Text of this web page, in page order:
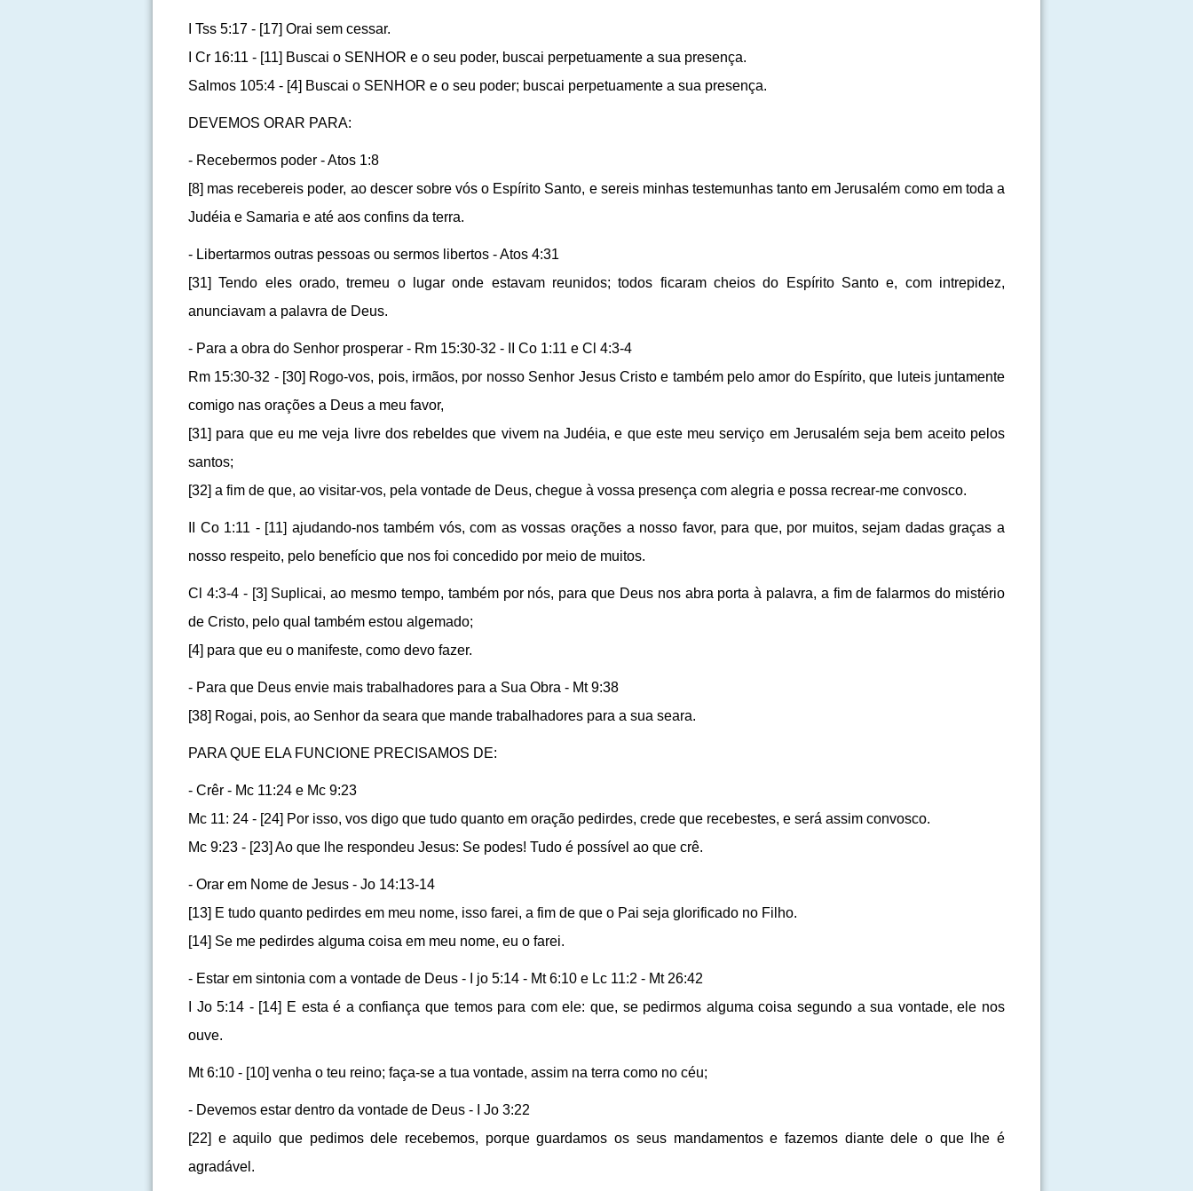
I Tss 5:17 - [17] Orai sem cessar.
I Cr 16:11 - [11] Buscai o SENHOR e o seu poder, buscai perpetuamente a sua presença.
Salmos 105:4 - [4] Buscai o SENHOR e o seu poder; buscai perpetuamente a sua presença.
DEVEMOS ORAR PARA:
- Recebermos poder - Atos 1:8
[8] mas recebereis poder, ao descer sobre vós o Espírito Santo, e sereis minhas testemunhas tanto em Jerusalém como em toda a
Judéia e Samaria e até aos confins da terra.
- Libertarmos outras pessoas ou sermos libertos - Atos 4:31
[31] Tendo eles orado, tremeu o lugar onde estavam reunidos; todos ficaram cheios do Espírito Santo e, com intrepidez,
anunciavam a palavra de Deus.
- Para a obra do Senhor prosperar - Rm 15:30-32 - II Co 1:11 e Cl 4:3-4
Rm 15:30-32 - [30] Rogo-vos, pois, irmãos, por nosso Senhor Jesus Cristo e também pelo amor do Espírito, que luteis juntamente
comigo nas orações a Deus a meu favor,
[31] para que eu me veja livre dos rebeldes que vivem na Judéia, e que este meu serviço em Jerusalém seja bem aceito pelos
santos;
[32] a fim de que, ao visitar-vos, pela vontade de Deus, chegue à vossa presença com alegria e possa recrear-me convosco.
II Co 1:11 - [11] ajudando-nos também vós, com as vossas orações a nosso favor, para que, por muitos, sejam dadas graças a
nosso respeito, pelo benefício que nos foi concedido por meio de muitos.
Cl 4:3-4 - [3] Suplicai, ao mesmo tempo, também por nós, para que Deus nos abra porta à palavra, a fim de falarmos do mistério
de Cristo, pelo qual também estou algemado;
[4] para que eu o manifeste, como devo fazer.
- Para que Deus envie mais trabalhadores para a Sua Obra - Mt 9:38
[38] Rogai, pois, ao Senhor da seara que mande trabalhadores para a sua seara.
PARA QUE ELA FUNCIONE PRECISAMOS DE:
- Crêr - Mc 11:24 e Mc 9:23
Mc 11: 24 - [24] Por isso, vos digo que tudo quanto em oração pedirdes, crede que recebestes, e será assim convosco.
Mc 9:23 - [23] Ao que lhe respondeu Jesus: Se podes! Tudo é possível ao que crê.
- Orar em Nome de Jesus - Jo 14:13-14
[13] E tudo quanto pedirdes em meu nome, isso farei, a fim de que o Pai seja glorificado no Filho.
[14] Se me pedirdes alguma coisa em meu nome, eu o farei.
- Estar em sintonia com a vontade de Deus - I jo 5:14 - Mt 6:10 e Lc 11:2 - Mt 26:42
I Jo 5:14 - [14] E esta é a confiança que temos para com ele: que, se pedirmos alguma coisa segundo a sua vontade, ele nos
ouve.
Mt 6:10 - [10] venha o teu reino; faça-se a tua vontade, assim na terra como no céu;
- Devemos estar dentro da vontade de Deus - I Jo 3:22
[22] e aquilo que pedimos dele recebemos, porque guardamos os seus mandamentos e fazemos diante dele o que lhe é
agradável.